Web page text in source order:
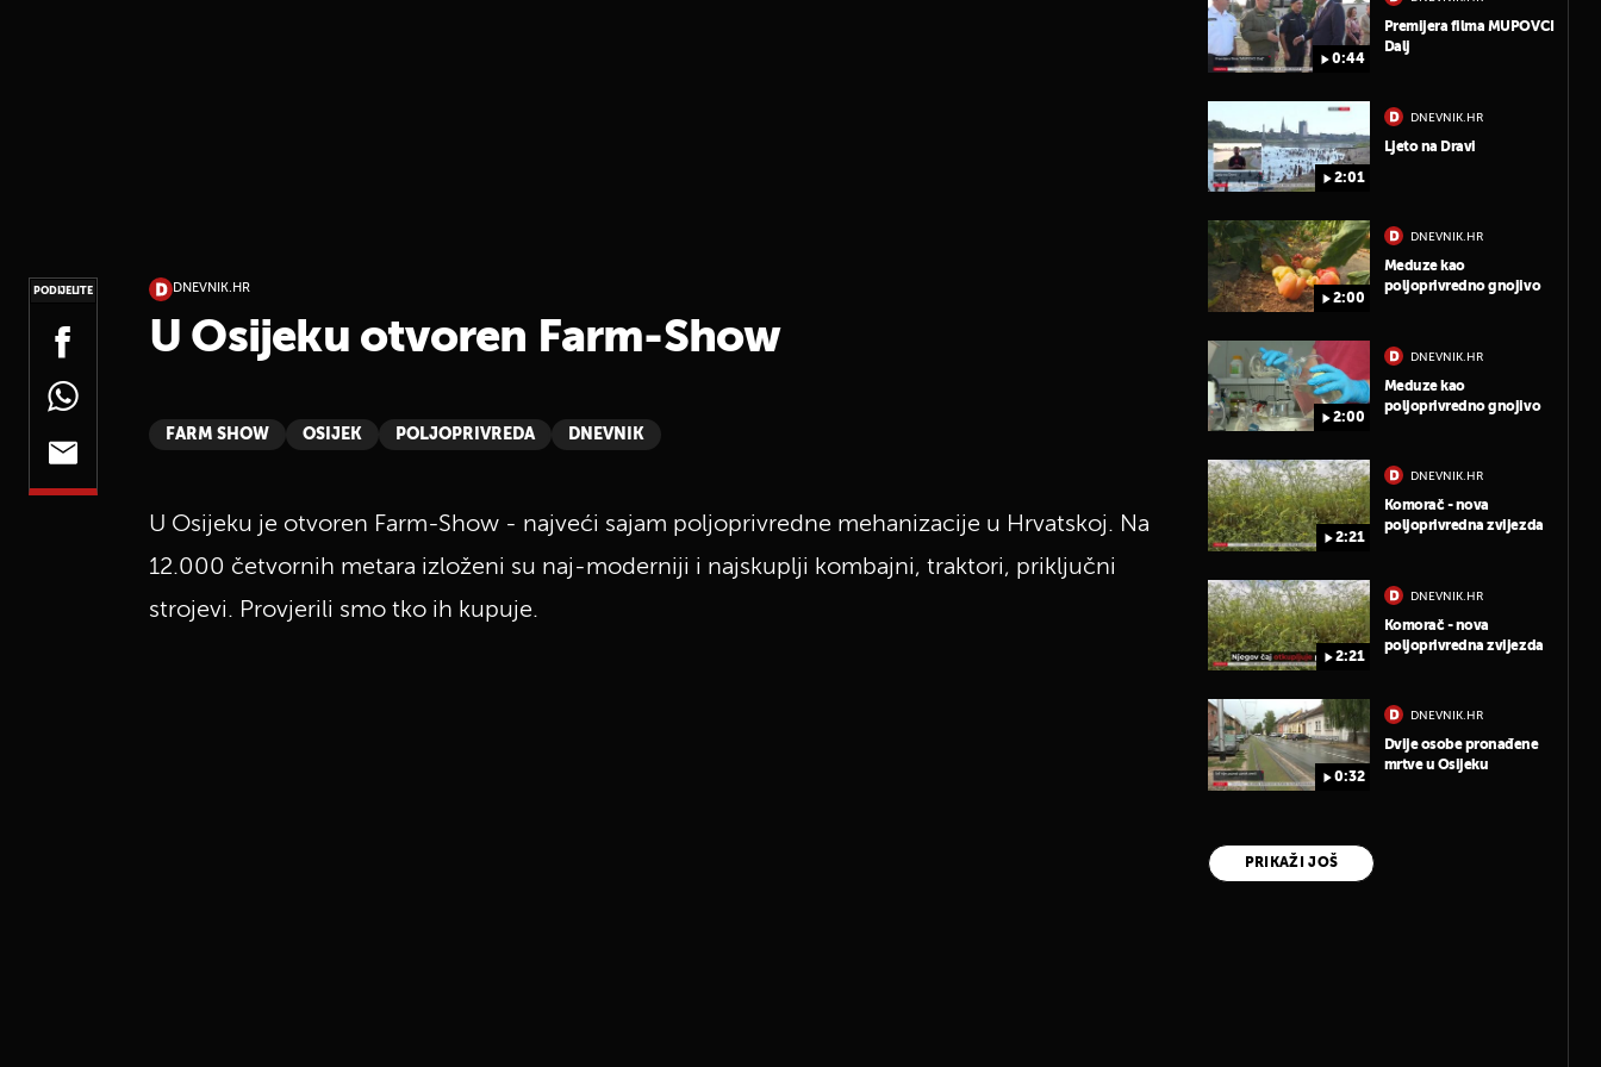
PODIJELITE DNEVNIK.HR
U Osijeku otvoren Farm-Show
FARM SHOW OSIJEK POLJOPRIVREDA DNEVNIK
U Osijeku je otvoren Farm-Show - najveći sajam poljoprivredne mehanizacije u Hrvatskoj. Na
12.000 četvornih metara izloženi su naj-moderniji i najskuplji kombajni, traktori, priključni
strojevi. Provjerili smo tko ih kupuje.
0:44
Premijera filma MUPOVCI
Dalj
2:01
DNEVNIK.HR
Ljeto na Dravi
2:00
DNEVNIK.HR
Meduze kao
poljoprivredno gnojivo
2:00
DNEVNIK.HR
Meduze kao
poljoprivredno gnojivo
2:21
DNEVNIK.HR
Komorač - nova
poljoprivredna zvijezda
2:21
DNEVNIK.HR
Komorač - nova
poljoprivredna zvijezda
0:32
DNEVNIK.HR
Dvije osobe pronađene
mrtve u Osijeku
PRIKAŽI JOŠ